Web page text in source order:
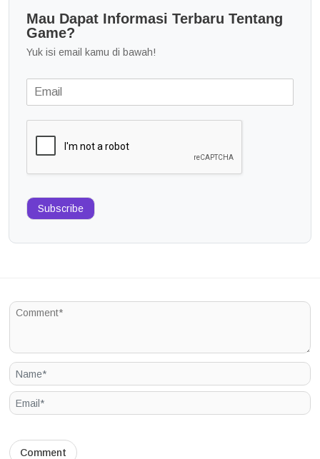
Mau Dapat Informasi Terbaru Tentang
Game?
Yuk isi email kamu di bawah!
Subscribe